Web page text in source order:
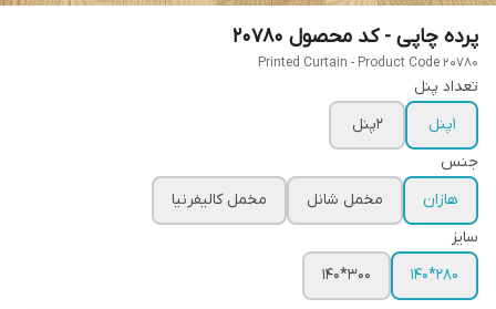
پرده چاپی - کد محصول 20780
Printed Curtain - Product Code 20780
تعداد پنل
1پنل
2پنل
جنس
هازان
مخمل شانل
مخمل کالیفرنیا
سایز
280*140
300*140